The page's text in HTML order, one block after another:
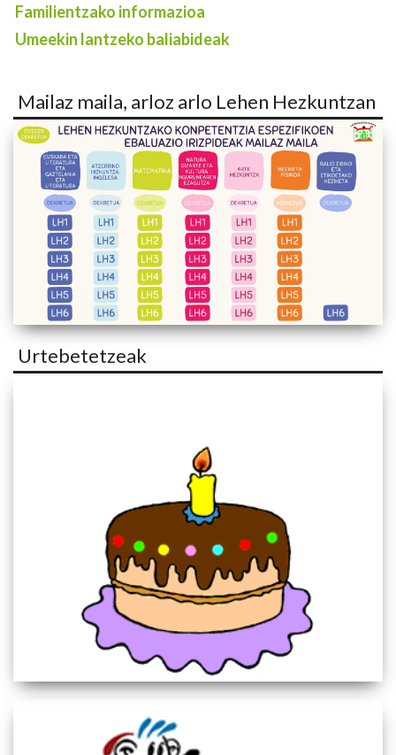
Familientzako informazioa
Umeekin lantzeko baliabideak
Mailaz maila, arloz arlo Lehen Hezkuntzan
Urtebetetzeak